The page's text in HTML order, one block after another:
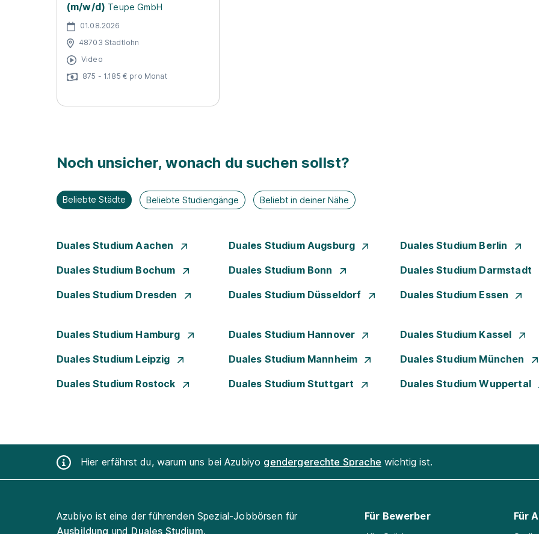
(m/w/d) Teupe GmbH
01.08.2026
48703 Stadtlohn
Video
875 - 1.185 € pro Monat
Noch unsicher, wonach du suchen sollst?
Beliebte Städte Beliebte Studiengänge Beliebt in deiner Nähe
Duales Studium Aachen Duales Studium Augsburg Duales Studium Berlin
Duales Studium Bochum Duales Studium Bonn Duales Studium Darmstadt
Duales Studium Dresden Duales Studium Düsseldorf Duales Studium Essen
Duales Studium Hamburg Duales Studium Hannover Duales Studium Kassel
Duales Studium Leipzig Duales Studium Mannheim Duales Studium München
Duales Studium Rostock Duales Studium Stuttgart Duales Studium Wuppertal
Hier erfährst du, warum uns bei Azubiyo gendergerechte Sprache wichtig ist.
Azubiyo ist eine der führenden Spezial-Jobbörsen für
Ausbildung und Duales Studium.
Für Bewerber
Für